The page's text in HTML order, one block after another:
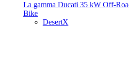
La gamma Ducati 35 kW Off-
Bike
DesertX